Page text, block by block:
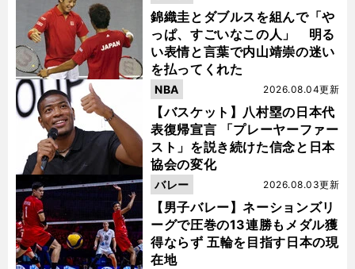
錦織圭とダブルスを組んで「や
っぱ、すごいなこの人」 明る
い表情と言葉で内山靖崇の迷い
を払ってくれた
【バスケット】八村塁の日本代
表復帰宣言 「プレーヤーファー
スト」を説き続けた信念と日本
協会の変化
2026.08.04更新
NBA
【男子バレー】ネーションズリ
ーグで圧巻の13連勝もメダル獲
得ならず 五輪を目指す日本の現
在地
2026.08.03更新
バレー